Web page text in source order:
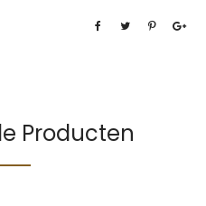
Producten